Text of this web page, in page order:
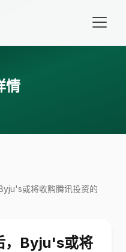
情
或将收购腾讯投资的
，Byju's或将